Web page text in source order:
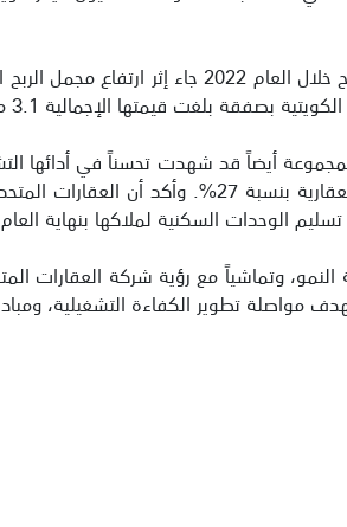
وبيّن السيد/ حوّا أن النمو في الأرباح
3.1 مليون دينار كويتي، محققة بذلك ربحاً قدره 1.2 مليون دينار كويتي.
أيضاً قد شهدت تحسناً في أدائها
زيادة في الإيرادات من الخدمات
الوحدات السكنية لملاكها بنهاية العام 2023.
وتماشياً مع رؤية شركة العقارات
مواصلة تطوير الكفاءة التشغيلية،